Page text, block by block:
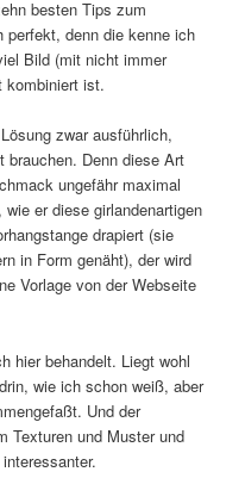
besten Tips zum
perfekt, denn die kenne ich
Bild (mit nicht immer
kombiniert ist.
zwar ausführlich,
brauchen. Denn diese Art
ungefähr maximal
er diese girlandenartigen
drapiert (sie
in Form genäht), der wird
Vorlage von der Webseite
hier behandelt. Liegt wohl
wie ich schon weiß, aber
Und der
Texturen und Muster und